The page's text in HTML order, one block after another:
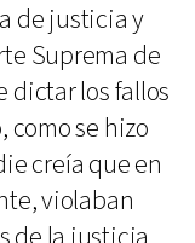
de justicia y
Suprema de
dictar los fallos
como se hizo
creía que en
violaban